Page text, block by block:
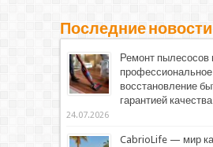
Последние новости
Ремонт пылесосов
профессиональное
восстановление
гарантией качества
24.07.2026
CabrioLife — мир